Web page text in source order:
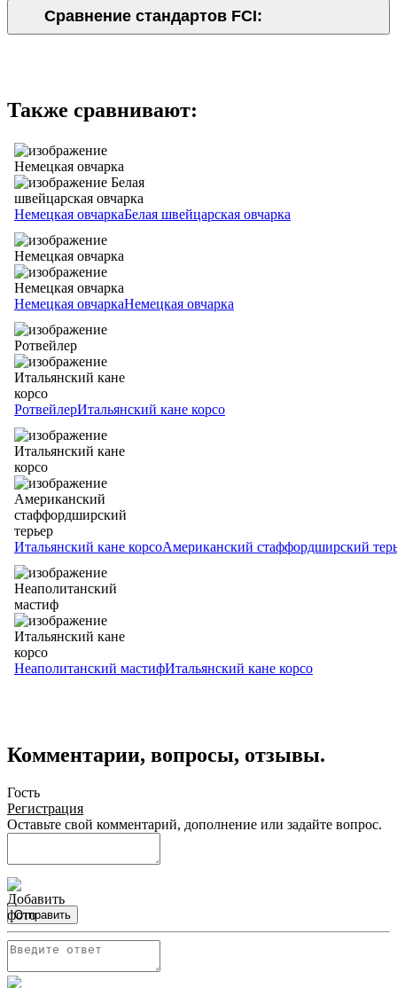
Сравнение стандартов FCI:
Также сравнивают:
Немецкая овчаркаБелая швейцарская овчарка
Немецкая овчаркаНемецкая овчарка
РотвейлерИтальянский кане корсо
Итальянский кане корсоАмериканский стаффордширский
Неаполитанский мастифИтальянский кане корсо
Комментарии, вопросы, отзывы.
Гость
Регистрация
Оставьте свой комментарий, дополнение или задайте вопрос.
Отправить